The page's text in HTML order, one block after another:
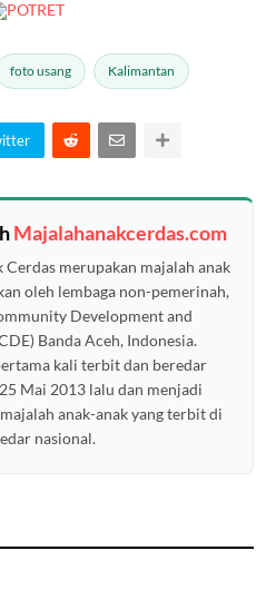
foto usang Kalimantan
Majalahanakcerdas.com
Cerdas merupakan majalah anak
oleh lembaga non-pemerinah,
Development and
Banda Aceh, Indonesia.
kali terbit dan beredar
Mai 2013 lalu dan menjadi
anak-anak yang terbit di
nasional.